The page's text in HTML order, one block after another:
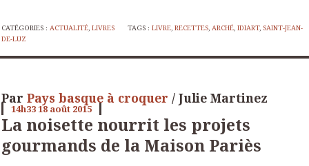
CATÉGORIES : ACTUALITÉ, LIVRES TAGS :LIVRE,RECETTES,ARCHÉ,IDIART, SAINT-JEAN-
DE-LUZ
Par Pays basque à croquer / Julie Martinez
14h3318 août 2015
La noisette nourrit les projets
gourmands de la Maison Pariès